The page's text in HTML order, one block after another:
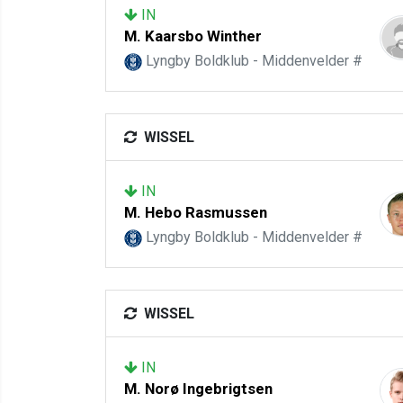
IN
M. Kaarsbo Winther
Lyngby Boldklub - Middenvelder #
WISSEL
IN
M. Hebo Rasmussen
Lyngby Boldklub - Middenvelder #
WISSEL
IN
M. Norø Ingebrigtsen